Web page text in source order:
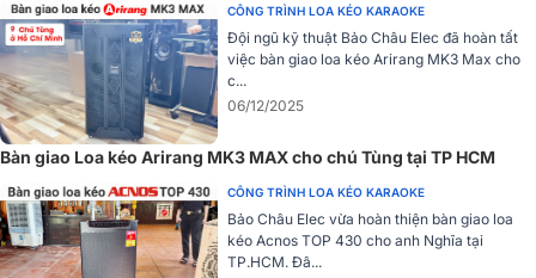
bị đè giọng.
Dễ dàng sử dụng, điều chỉnh
Khi sử dụng sản phẩm này người dùng có thể dễ dàng điều chỉnh
qua bảng mạch, hoặc có thể sử dụng phần mềm Sansui SG10-1215.
CÔNG TRÌNH LOA KÉO KARAOKE
Đội ngũ kỹ thuật Bảo Châu Elec đã hoàn tất
việc bàn giao loa kéo Arirang MK3 Max cho
c...
06/12/2025
Bàn giao Loa kéo Arirang MK3 MAX cho chú Tùng tại TP HCM
CÔNG TRÌNH LOA KÉO KARAOKE
Bảo Châu Elec vừa hoàn thiện bàn giao loa
kéo Acnos TOP 430 cho anh Nghĩa tại
TP.HCM. Đâ...